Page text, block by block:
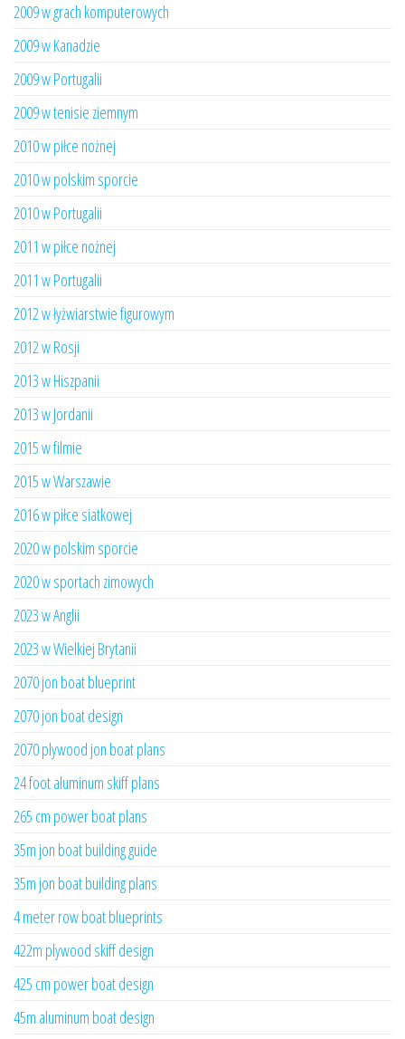
2009 w grach komputerowych
2009 w Kanadzie
2009 w Portugalii
2009 w tenisie ziemnym
2010 w piłce nożnej
2010 w polskim sporcie
2010 w Portugalii
2011 w piłce nożnej
2011 w Portugalii
2012 w łyżwiarstwie figurowym
2012 w Rosji
2013 w Hiszpanii
2013 w Jordanii
2015 w filmie
2015 w Warszawie
2016 w piłce siatkowej
2020 w polskim sporcie
2020 w sportach zimowych
2023 w Anglii
2023 w Wielkiej Brytanii
2070 jon boat blueprint
2070 jon boat design
2070 plywood jon boat plans
24 foot aluminum skiff plans
265 cm power boat plans
35m jon boat building guide
35m jon boat building plans
4 meter row boat blueprints
422m plywood skiff design
425 cm power boat design
45m aluminum boat design